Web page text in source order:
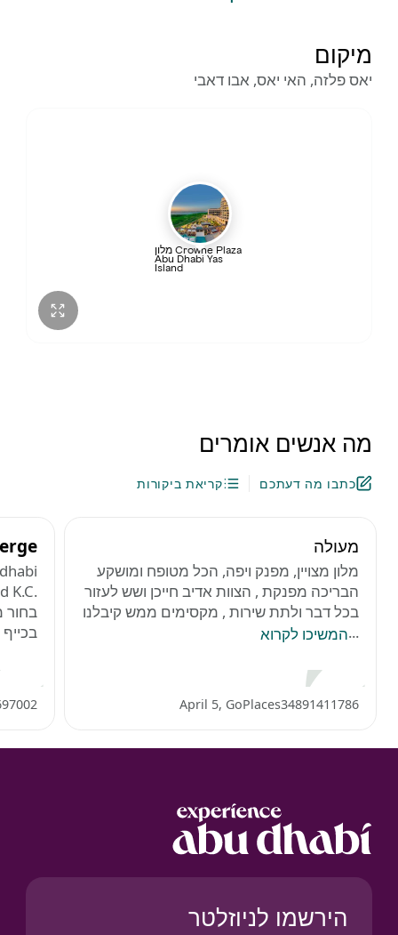
מיקום
יאס פלזה, האי יאס, אבו דאבי
מלון Crowne Plaza
Abu Dhabi Yas
Island
מה אנשים אומרים
כתבו מה דעתכם קריאת ביקורות
מעולה
‪מלון מצויין, מפנק ויפה, הכל מטופח ומושקע
הבריכה מפנקת , הצוות אדיב חייכן ושש לעזור
בכל דבר ולתת שירות , מקסימים ממש קיבלנו
...המשיכו לקרוא
April 5, GoPlaces34891411786
בחור
הירשמו לניוזלטר